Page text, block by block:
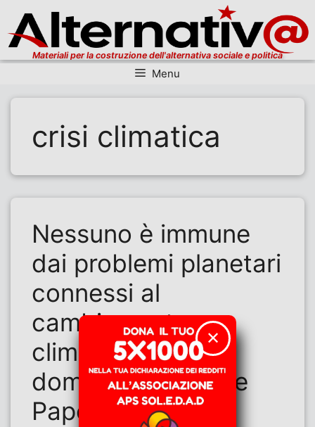
Materiali per la costruzione dell'alternativa sociale e politica
Menu
crisi climatica
Nessuno è immune
dai problemi planetari
connessi al
cambiamento
climatico – Tre
domande a Davide
Papotti
✕